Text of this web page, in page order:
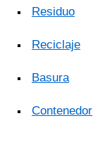
Residuo
Reciclaje
Basura
Contenedor